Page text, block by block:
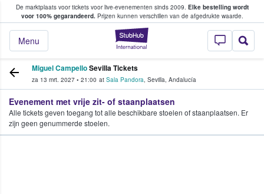
De marktplaats voor tickets voor live-evenementen sinds 2009. Elke bestelling wordt
voor 100% gegarandeerd.Prijzen kunnen verschillen van de afgedrukte waarde.
StubHub: waar
Menu
tickets kopen en verkopen
Miguel CampelloSevilla Tickets
za 13 mrt. 2027 • 21:00 at Sala Pandora, Sevilla, Andalucía
Evenement met vrije zit- of staanplaatsen
Alle tickets geven toegang tot alle beschikbare stoelen of staanplaatsen. Er
zijn geen genummerde stoelen.